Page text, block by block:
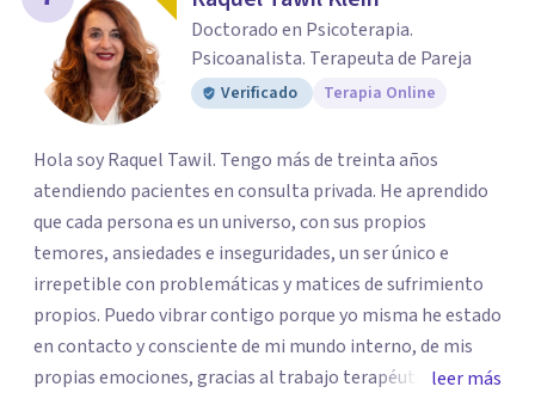
Doctorado en Psicoterapia.
Psicoanalista. Terapeuta de Pareja
Verificado Terapia Online
Hola soy Raquel Tawil. Tengo más de treinta años
atendiendo pacientes en consulta privada. He aprendido
que cada persona es un universo, con sus propios
temores, ansiedades e inseguridades, un ser único e
irrepetible con problemáticas y matices de sufrimiento
propios. Puedo vibrar contigo porque yo misma he estado
en contacto y consciente de mi mundo interno, de mis
propias emociones, gracias al trabajo terapéutico que he
leer más